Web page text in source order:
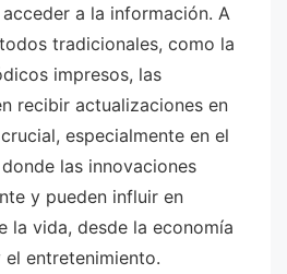
a la información. A
tradicionales, como la
impresos, las
recibir actualizaciones en
especialmente en el
las innovaciones
y pueden influir en
la vida, desde la economía
entretenimiento.